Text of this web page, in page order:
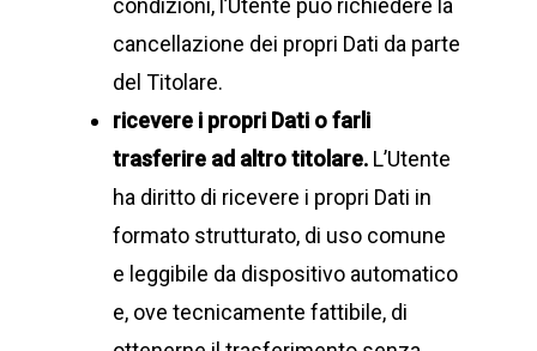
condizioni, l’Utente può richiedere la
cancellazione dei propri Dati da parte
del Titolare.
ricevere i propri Dati o farli
trasferire ad altro titolare. L’Utente
ha diritto di ricevere i propri Dati in
formato strutturato, di uso comune
e leggibile da dispositivo automatico
e, ove tecnicamente fattibile, di